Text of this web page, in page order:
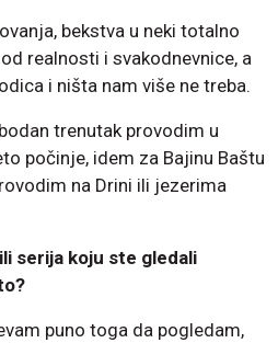
bekstva u neki totalno
realnosti i svakodnevnice, a
i ništa nam više ne treba.
trenutak provodim u
počinje, idem za Bajinu Baštu
na Drini ili jezerima
serija koju ste gledali
puno toga da pogledam,